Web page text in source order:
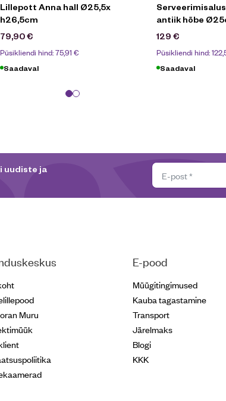
Lillepott Anna hall Ø25,5x
h26,5cm
79,90€
Püsikliendi hind:75,91 €
Saadaval
antiik hõbe
129 €
Püsikliendi hind:
Saadaval
uudiste ja
Muru
E-pood
Müügitingimused
Kauba tagastamine
Transport
Järelmaks
Blogi
KKK